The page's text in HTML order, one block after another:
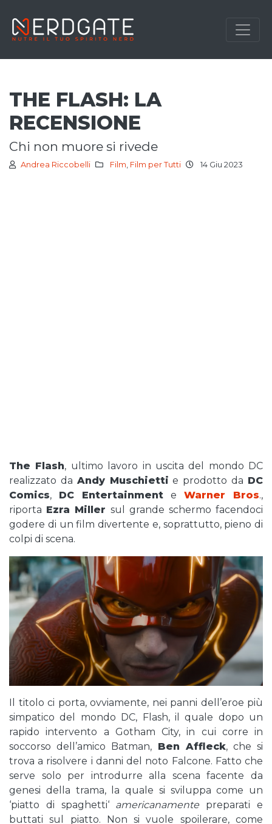
THE FLASH: LA
RECENSIONE
chi non muore si rivede
Andrea Riccobelli Film, Film per Tutti 14 Giu 2023
The Flash, ultimo lavoro in uscita del mondo DC
realizzato da Andy Muschietti e prodotto da DC
Comics, DC Entertainment e Warner Bros.,
riporta Ezra Miller sul grande schermo facendoci
godere di un film divertente e, soprattutto, pieno di
colpi di scena.
Il titolo ci porta, ovviamente, nei panni dell’eroe più
simpatico del mondo DC, Flash, il quale dopo un
rapido intervento a Gotham City, in cui corre in
soccorso dell’amico Batman, Ben Affleck, che si
trova a risolvere i danni del noto Falcone. Fatto che
serve solo per introdurre alla scena facente da
genesi della trama, la quale si sviluppa come un
‘piatto di spaghetti‘ americanamente preparati e
buttati sul piatto. Non si vuole spoilerare, come